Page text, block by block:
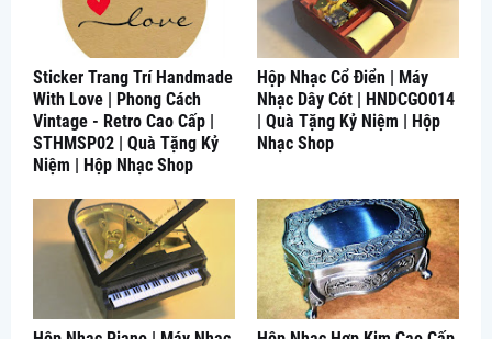
Sticker Trang Trí Handmade
With Love | Phong Cách
Vintage - Retro Cao Cấp |
STHMSP02 | Quà Tặng Kỷ
Niệm | Hộp Nhạc Shop
Hộp Nhạc Cổ Điển | Máy
Nhạc Dây Cót | HNDCGO014
| Quà Tặng Kỷ Niệm | Hộp
Nhạc Shop